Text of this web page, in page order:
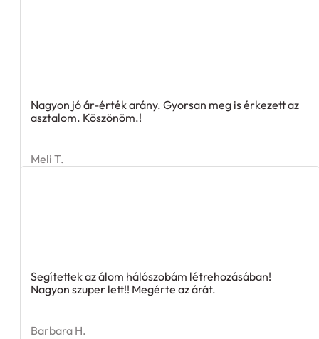
Nagyon jó ár-érték arány. Gyorsan meg is érkezett az
asztalom. Köszönöm.!
Meli T.
Segítettek az álom hálószobám létrehozásában!
Nagyon szuper lett!! Megérte az árát.
Barbara H.